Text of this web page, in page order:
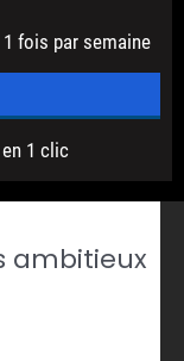
ambitieux